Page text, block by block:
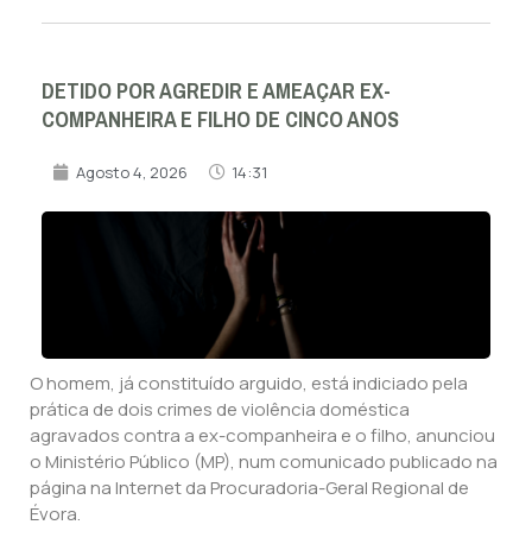
DETIDO POR AGREDIR E AMEAÇAR EX-
COMPANHEIRA E FILHO DE CINCO ANOS
Agosto 4, 2026 14:31
O homem, já constituído arguido, está indiciado pela
prática de dois crimes de violência doméstica
agravados contra a ex-companheira e o filho, anunciou
o Ministério Público (MP), num comunicado publicado na
página na Internet da Procuradoria-Geral Regional de
Évora.